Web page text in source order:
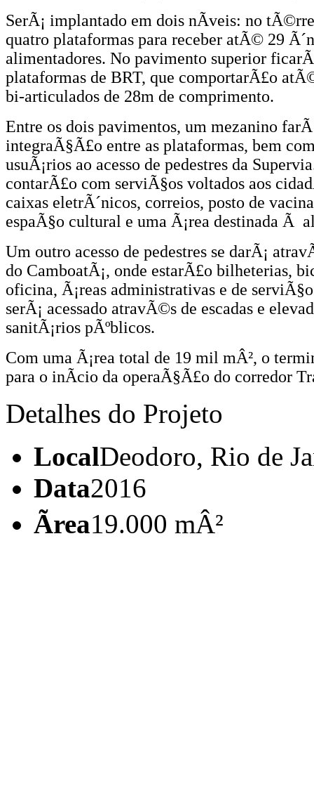
SerÃ¡ implantado em dois nÃ­veis: no
quatro plataformas para receber atÃ© 29
alimentadores. No pavimento superior
plataformas de BRT, que comportarÃ£o
bi-articulados de 28m de comprimento.
Entre os dois pavimentos, um mezanino
integraÃ§Ã£o entre as plataformas, bem
usuÃ¡rios ao acesso de pedestres da
contarÃ£o com serviÃ§os voltados aos
caixas eletrÃ´nicos, correios, posto de
espaÃ§o cultural e uma Ã¡rea destinada Ã
Um outro acesso de pedestres se darÃ¡
do CamboatÃ¡, onde estarÃ£o bilheterias,
oficina, Ã¡reas administrativas e de
serÃ¡ acessado atravÃ©s de escadas e
sanitÃ¡rios pÃºblicos.
Com uma Ã¡rea total de 19 mil mÂ², o
para o inÃ­cio da operaÃ§Ã£o do corredor
Detalhes do Projeto
LocalDeodoro, Rio de
Data2016
Ãrea19.000 mÂ²